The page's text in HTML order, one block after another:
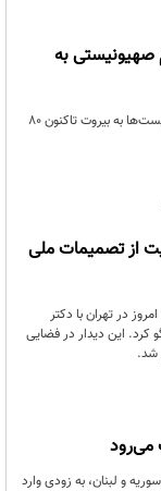
صهیونیستی به
صلیب سرخ لبنان اعلام کرد در حملات هوایی وحشیانه صهیونیست‌ها به بیروت تاکنون ۸۰
از تصمیمات ملی
در تهران با دکتر
کرد. این دیدار در فضایی
شد.
و لبنان، به زودی وارد